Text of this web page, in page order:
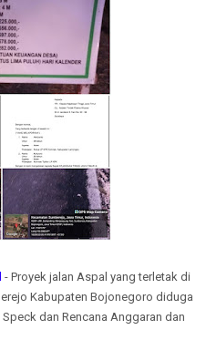
- Proyek jalan Aspal yang terletak di
Kabupaten Bojonegoro diduga
dan Rencana Anggaran dan